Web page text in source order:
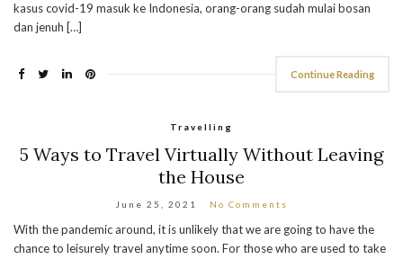
kasus covid-19 masuk ke Indonesia, orang-orang sudah mulai bosan
dan jenuh […]
Continue Reading
Travelling
5 Ways to Travel Virtually Without Leaving
the House
June 25, 2021 No Comments
With the pandemic around, it is unlikely that we are going to have the
chance to leisurely travel anytime soon. For those who are used to take